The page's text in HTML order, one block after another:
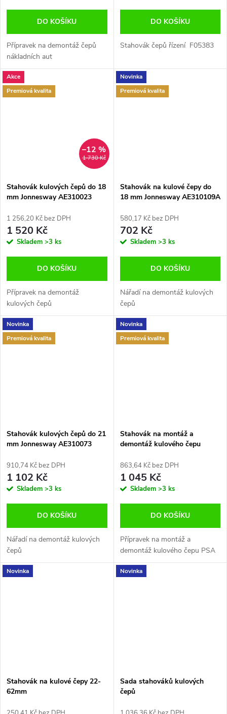
DO KOŠÍKU
Přípravek na demontáž čepů
nákladních aut
DO KOŠÍKU
Stahovák čepů řízení F05383
Akce
Premiová kvalita
1 730 Kč
–12 %
Stahovák kulových čepů do 18
mm Jonnesway AE310023
1 256,20 Kč bez DPH
1 520 Kč
Skladem >3 ks
DO KOŠÍKU
Přípravek na demontáž
kulových čepů
Novinka
Premiová kvalita
Stahovák na kulové čepy do
18 mm Jonnesway AE310109A
580,17 Kč bez DPH
702 Kč
Skladem >3 ks
DO KOŠÍKU
Nářadí na demontáž kulových
čepů
Novinka
Premiová kvalita
Stahovák kulových čepů do 21
mm Jonnesway AE310073
910,74 Kč bez DPH
1 102 Kč
Skladem >3 ks
DO KOŠÍKU
Nářadí na demontáž kulových
čepů
Novinka
Premiová kvalita
Stahovák na montáž a
demontáž kulového čepu
Condor
863,64 Kč bez DPH
1 045 Kč
Skladem >3 ks
DO KOŠÍKU
Přípravek na montáž a
demontáž kulového čepu PSA
Novinka
Stahovák na kulové čepy 22-
62mm
Novinka
Sada stahováků kulových
čepů